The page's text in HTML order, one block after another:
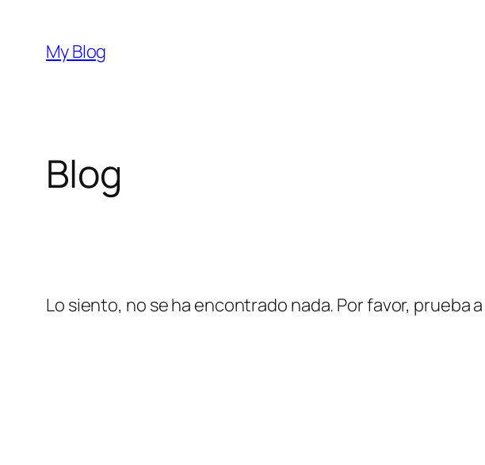
contenido
My Blog
Blog
Lo siento, no se ha encontrado nada. Por favor, prueba